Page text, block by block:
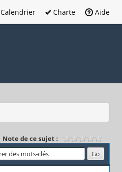
Calendrier Charte Aide
Note de ce sujet :